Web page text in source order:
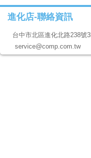
進化店-聯絡資訊
台中市北區進化北路238號
service@comp.com.tw